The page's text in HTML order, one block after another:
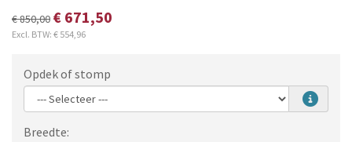
€ 850,00 € 671,50
Excl. BTW: € 554,96
Opdek of stomp
Breedte: